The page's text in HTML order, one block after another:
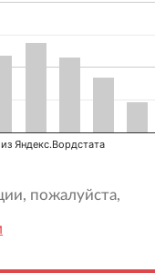
Яндекс.Вордстата
пожалуйста,